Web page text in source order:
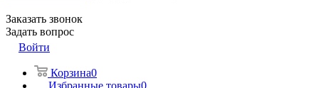
Заказать звонок
Задать вопрос
Войти
Корзина0
Избранные товары0